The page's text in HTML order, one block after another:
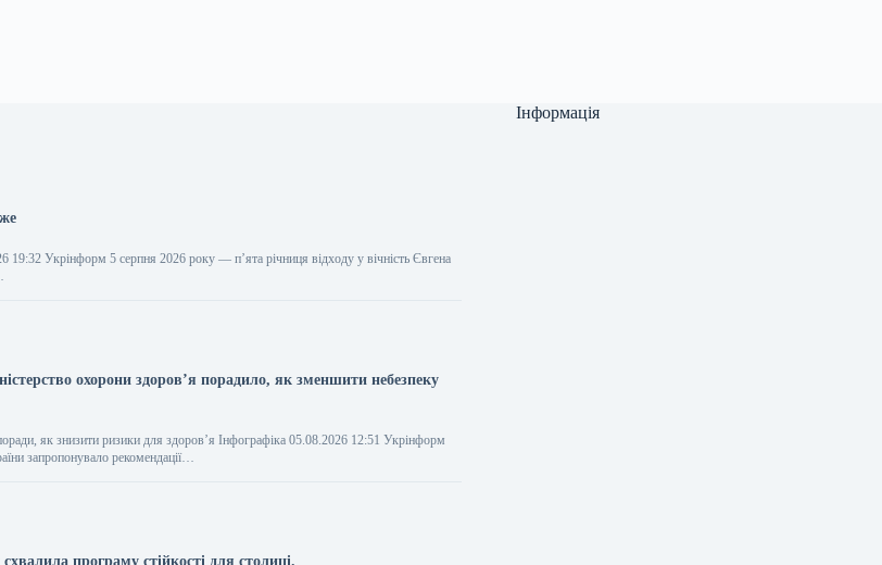
19:32 Укрінформ 5 серпня 2026 року — п’ята річниця відходу у вічність Євгена
охорони здоров’я порадило, як зменшити небезпеку
як знизити ризики для здоров’я Інфографіка 05.08.2026 12:51 Укрінформ
запропонувало рекомендації…
програму стійкості для столиці.
Інформація